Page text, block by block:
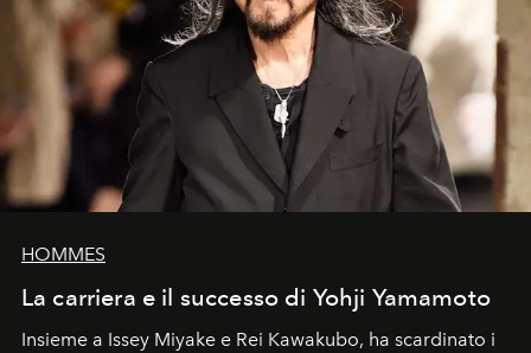
HOMMES
La carriera e il successo di Yohji Yamamoto
Insieme a Issey Miyake e Rei Kawakubo, ha scardinato i